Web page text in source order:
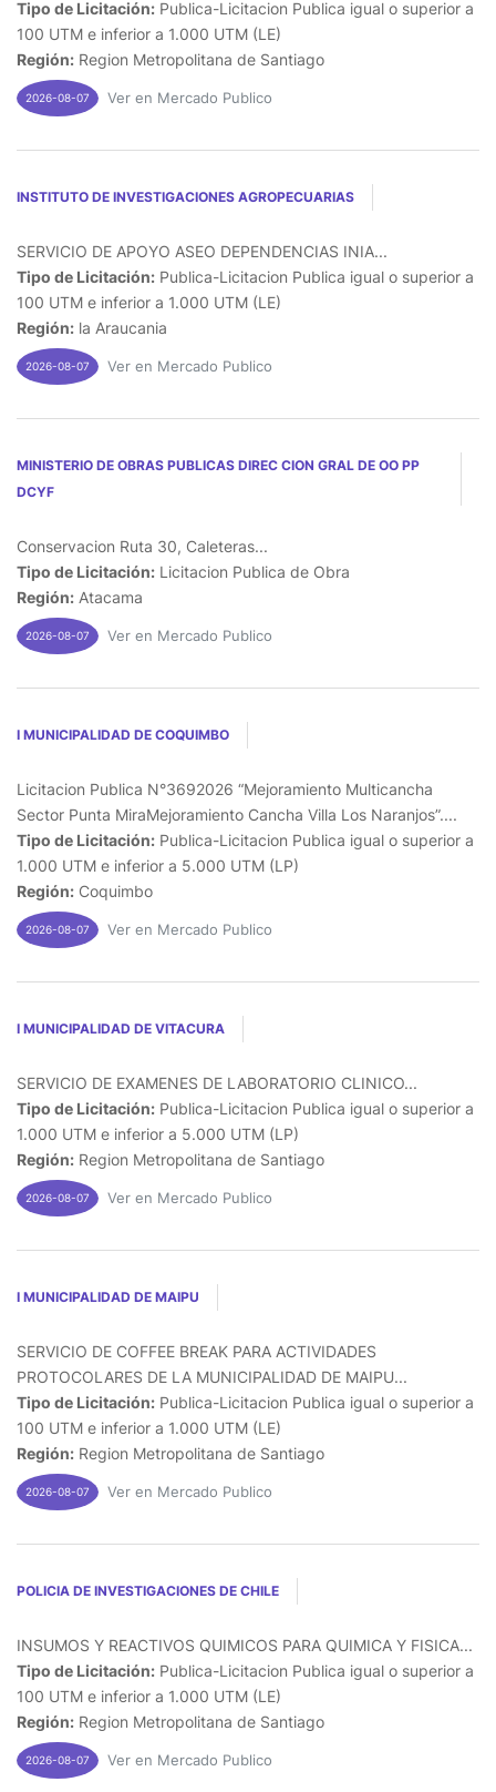
Tipo de Licitación: Publica-Licitacion Publica igual o superior a
100 UTM e inferior a 1.000 UTM (LE)
Región: Region Metropolitana de Santiago
2026-08-07 Ver en Mercado Publico
INSTITUTO DE INVESTIGACIONES AGROPECUARIAS
SERVICIO DE APOYO ASEO DEPENDENCIAS INIA...
Tipo de Licitación: Publica-Licitacion Publica igual o superior a
100 UTM e inferior a 1.000 UTM (LE)
Región: la Araucania
2026-08-07 Ver en Mercado Publico
MINISTERIO DE OBRAS PUBLICAS DIREC CION GRAL DE OO PP
DCYF
Conservacion Ruta 30, Caleteras...
Tipo de Licitación: Licitacion Publica de Obra
Región: Atacama
2026-08-07 Ver en Mercado Publico
I MUNICIPALIDAD DE COQUIMBO
Licitacion Publica N°3692026 “Mejoramiento Multicancha
Sector Punta MiraMejoramiento Cancha Villa Los Naranjos”....
Tipo de Licitación: Publica-Licitacion Publica igual o superior a
1.000 UTM e inferior a 5.000 UTM (LP)
Región: Coquimbo
2026-08-07 Ver en Mercado Publico
I MUNICIPALIDAD DE VITACURA
SERVICIO DE EXAMENES DE LABORATORIO CLINICO...
Tipo de Licitación: Publica-Licitacion Publica igual o superior a
1.000 UTM e inferior a 5.000 UTM (LP)
Región: Region Metropolitana de Santiago
2026-08-07 Ver en Mercado Publico
I MUNICIPALIDAD DE MAIPU
SERVICIO DE COFFEE BREAK PARA ACTIVIDADES
PROTOCOLARES DE LA MUNICIPALIDAD DE MAIPU...
Tipo de Licitación: Publica-Licitacion Publica igual o superior a
100 UTM e inferior a 1.000 UTM (LE)
Región: Region Metropolitana de Santiago
2026-08-07 Ver en Mercado Publico
POLICIA DE INVESTIGACIONES DE CHILE
INSUMOS Y REACTIVOS QUIMICOS PARA QUIMICA Y FISICA...
Tipo de Licitación: Publica-Licitacion Publica igual o superior a
100 UTM e inferior a 1.000 UTM (LE)
Región: Region Metropolitana de Santiago
2026-08-07 Ver en Mercado Publico